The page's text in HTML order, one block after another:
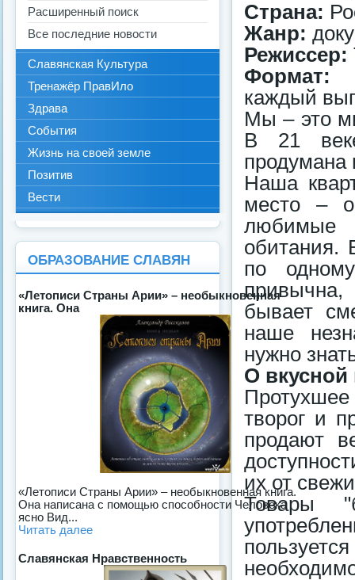
Страна:
Жанр:
Режиссер:
Формат:
каждый
Мы – это
В 21
продумана
Наша
место –
любимые
обитания.
по
бывает
наше
нужно
О
творог и
продают
их от
Товары
Расширенный поиск
Все последние новости
Славянская Культура
Тренажёр ПравИло
Здрава
События
Жизнь на своей земле
Позитив
Вести
ОБРАЗОВАНИЕ СЛАВЯН
«Летописи Страны Арии» – необыкновенная
книга. Она
«Летописи Страны Арии» – необыкновенная книга.
Она написана с помощью способности Человека
ясно Вид...
Читать далее
Славянская Нравственность